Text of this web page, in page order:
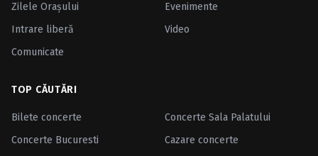
Zilele Oraşului
Evenimente
Intrare liberă
Video
Comunicate
TOP CĂUTĂRI
Bilete concerte
Concerte Sala Palatului
Concerte Bucuresti
Cazare concerte